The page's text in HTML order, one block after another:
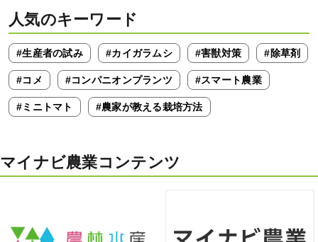
人気のキーワード
#生産者の試み #カイガラムシ #害獣対策 #除草剤
#コメ #コンパニオンプランツ #スマート農業
#ミニトマト #農家が教える栽培方法
マイナビ農業コンテンツ